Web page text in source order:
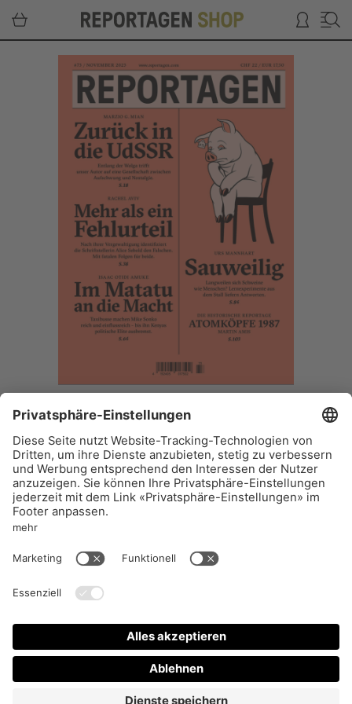
REPORTAGEN #73
Print-Ausgabe vonReportagen#73 / November
2023
22CHF
–
IN DEN WARENKORB
AGB
Support
Aboservice
FAQ
Vertrieb
VERTRAG WIDERRUFEN